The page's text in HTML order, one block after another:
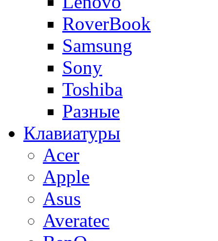
RoverBook
Samsung
Sony
Toshiba
Разные
Клавиатуры
Acer
Apple
Asus
Averatec